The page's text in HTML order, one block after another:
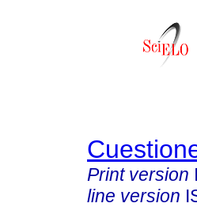
Print version
line version